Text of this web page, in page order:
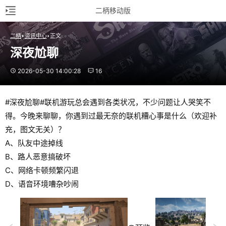
二柄移动版
二柄 资讯中心 正文
深夜尬聊
2026-05-30 14:00:28 16
#深夜尬聊#联机游玩总会遇到各类状况，不少问题让人哭笑不
得。今晚来聊聊，你遇到过最无奈的联机糟心事是什么（欢迎补
充，图文无关）？
A、队友中途掉线
B、路人恶意搞破坏
C、网络卡顿频繁闪退
D、语音环境嘈杂吵闹